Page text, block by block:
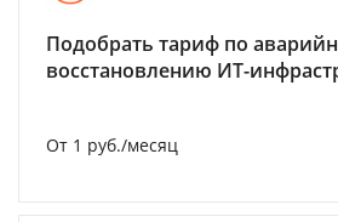
Подобрать тариф по
восстановлению ИТ-
От 1 руб./месяц